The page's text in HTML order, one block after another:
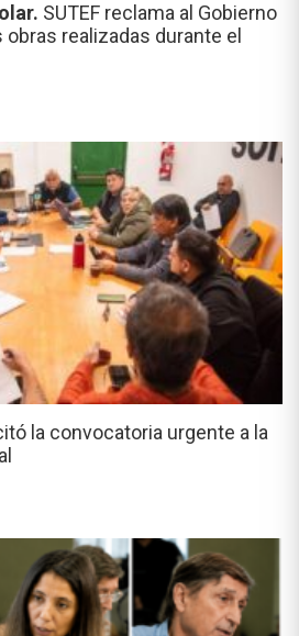
SUTEF reclama al Gobierno
realizadas durante el
la convocatoria urgente a la